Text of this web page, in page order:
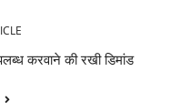
करवाने की रखी डिमांड